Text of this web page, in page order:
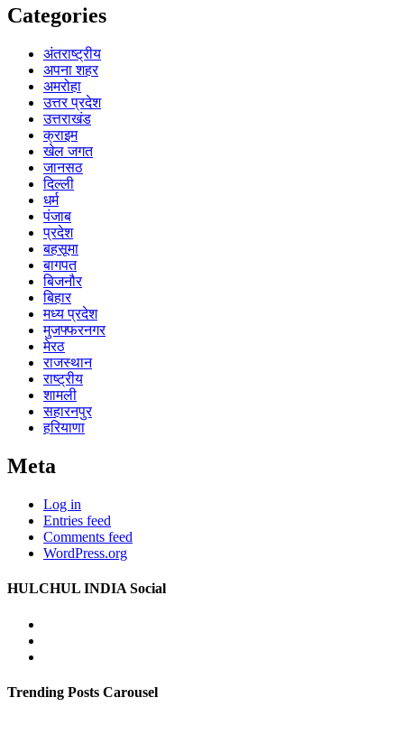
Categories
अंतराष्ट्रीय
अपना शहर
अमरोहा
उत्तर प्रदेश
उत्तराखंड
क्राइम
खेल जगत
जानसठ
दिल्ली
धर्म
पंजाब
प्रदेश
बहसूमा
बागपत
बिजनौर
बिहार
मध्य प्रदेश
मुजफ्फरनगर
मेरठ
राजस्थान
राष्ट्रीय
शामली
सहारनपुर
हरियाणा
Meta
Log in
Entries feed
Comments feed
WordPress.org
HULCHUL INDIA Social
Trending Posts Carousel